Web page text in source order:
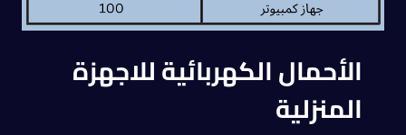
الأحمال الكهربائية للاجهزة
المنزلية